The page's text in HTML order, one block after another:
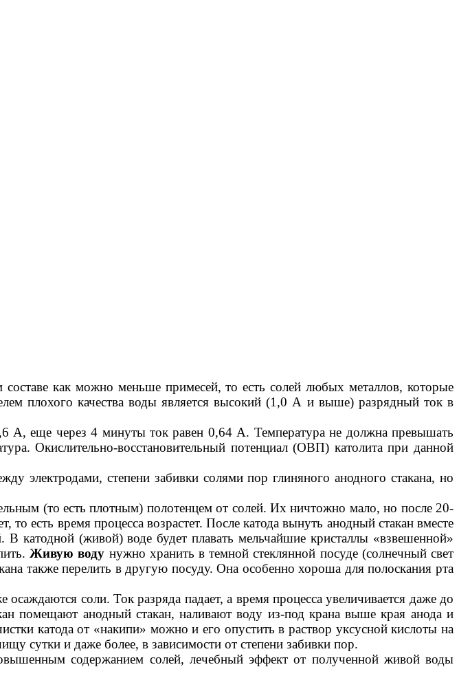
как можно меньше примесей, то есть солей любых металлов, которые
плохого качества воды является высокий (1,0 А и выше) разрядный ток в
А, еще через 4 минуты ток равен 0,64 А. Температура не должна превышать
Окислительно-восстановительный потенциал (ОВП) католита при данной
электродами, степени забивки солями пор глиняного анодного стакана, но
(то есть плотным) полотенцем от солей. Их ничтожно мало, но после 20-
есть время процесса возрастет. После катода вынуть анодный стакан вместе
катодной (живой) воде будет плавать мельчайшие кристаллы «взвешенной»
Живую воду нужно хранить в темной стеклянной посуде (солнечный свет
также перелить в другую посуду. Она особенно хороша для полоскания рта
соли. Ток разряда падает, а время процесса увеличивается даже до
помещают анодный стакан, наливают воду из-под крана выше края анода и
катода от «накипи» можно и его опустить в раствор уксусной кислоты на
сутки и даже более, в зависимости от степени забивки пор.
содержанием солей, лечебный эффект от полученной живой воды